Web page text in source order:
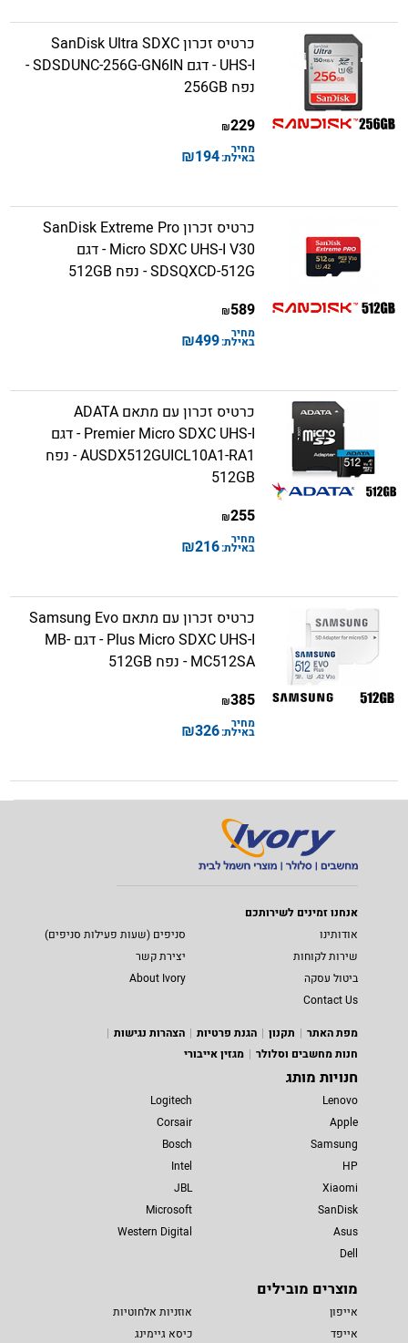
כרטיס זכרון SanDisk Ultra SDXC
UHS-I - דגם SDSDUNC-256G-GN6IN -
נפח 256GB
229
₪
מחיר
באילת:194
₪
כרטיס זכרון SanDisk Extreme Pro
Micro SDXC UHS-I V30 - דגם
SDSQXCD-512G - נפח 512GB
589
₪
מחיר
באילת:499
₪
כרטיס זכרון עם מתאם ADATA
Premier Micro SDXC UHS-I - דגם
AUSDX512GUICL10A1-RA1 - נפח
512GB
255
₪
מחיר
באילת:216
₪
כרטיס זכרון עם מתאם Samsung Evo
Plus Micro SDXC UHS-I - דגם MB-
MC512SA - נפח 512GB
385
₪
מחיר
באילת:326
₪
אנחנו זמינים לשירותכם
אודותינו
סניפים (שעות פעילות סניפים)
שירות לקוחות
יצירת קשר
ביטול עסקה
About Ivory
Contact Us
מפת האתר
תקנון הגנת פרטיות
הצהרות נגישות
חנות מחשבים וסלולר
מגזין אייבורי
חנויות מותג
Lenovo
Apple
Samsung
HP
Xiaomi
SanDisk
Asus
Dell
Logitech
Corsair
Bosch
Intel
JBL
Microsoft
Western Digital
מוצרים מובילים
אייפון
אייפד
אוזניות אלחוטיות
כיסא גיימינג